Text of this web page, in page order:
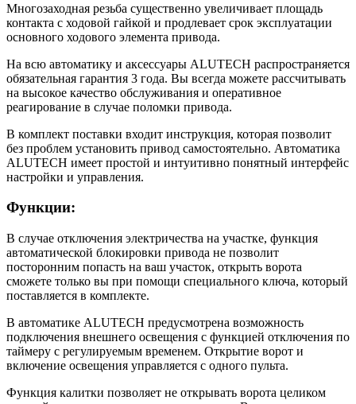
Многозаходная резьба существенно увеличивает площадь
контакта с ходовой гайкой и продлевает срок эксплуатации
основного ходового элемента привода.
На всю автоматику и аксессуары ALUTECH распространяется
обязательная гарантия 3 года. Вы всегда можете рассчитывать
на высокое качество обслуживания и оперативное
реагирование в случае поломки привода.
В комплект поставки входит инструкция, которая позволит
без проблем установить привод самостоятельно. Автоматика
ALUTECH имеет простой и интуитивно понятный интерфейс
настройки и управления.
Функции:
В случае отключения электричества на участке, функция
автоматической блокировки привода не позволит
посторонним попасть на ваш участок, открыть ворота
сможете только вы при помощи специального ключа, который
поставляется в комплекте.
В автоматике ALUTECH предусмотрена возможность
подключения внешнего освещения с функцией отключения по
таймеру с регулируемым временем. Открытие ворот и
включение освещения управляется с одного пульта.
Функция калитки позволяет не открывать ворота целиком